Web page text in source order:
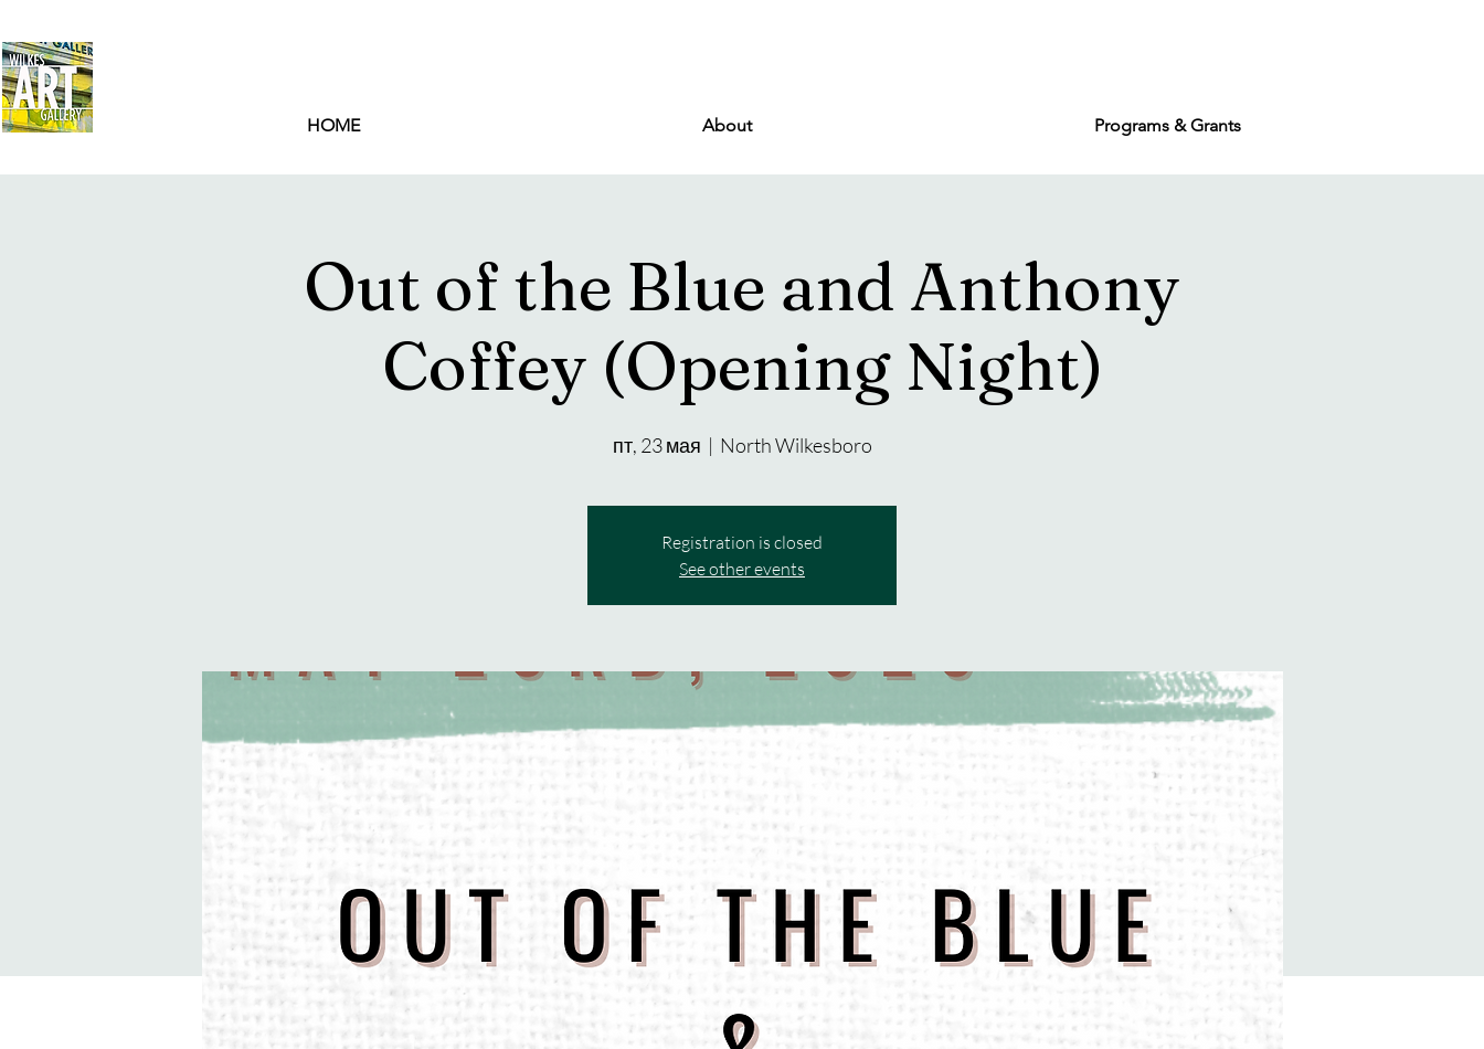
Programs & Grants
About
HOME
Out of the Blue and Anthony
Coffey (Opening Night)
пт, 23 мая
  |
North Wilkesboro
Registration is closed
See other events